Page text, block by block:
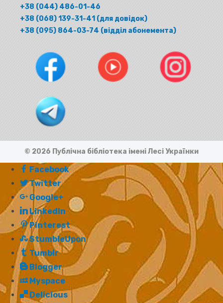
+38 (044) 486-01-46
+38 (068) 139-31-41 (для довідок)
+38 (095) 864-03-74 (відділ абонемента)
© 2026 Публічна бібліотека імені Лесі Українки
Facebook
Twitter
Google+
LinkedIn
Pinterest
StumbleUpon
Tumblr
Blogger
Myspace
Delicious